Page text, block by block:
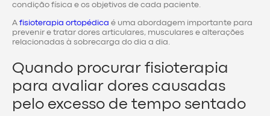
condição física e os objetivos de cada paciente.
A fisioterapia ortopédica é uma abordagem importante para
prevenir e tratar dores articulares, musculares e alterações
relacionadas à sobrecarga do dia a dia.
Quando procurar fisioterapia
para avaliar dores causadas
pelo excesso de tempo sentado